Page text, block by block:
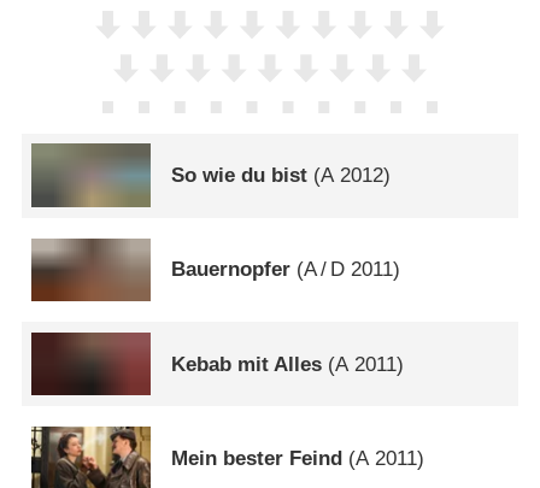
So wie du bist (A2012)
Bauernopfer (A/ D 2011)
Kebab mit Alles (A 2011)
Mein bester Feind (A 2011)